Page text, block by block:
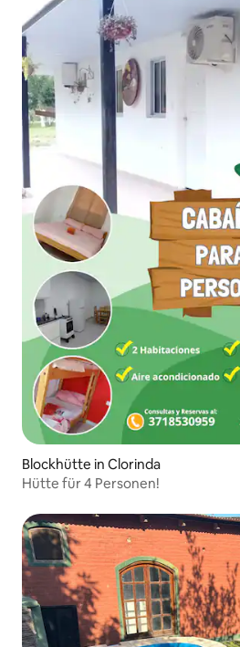
Blockhütte in Clorinda
Hütte für 4 Personen!